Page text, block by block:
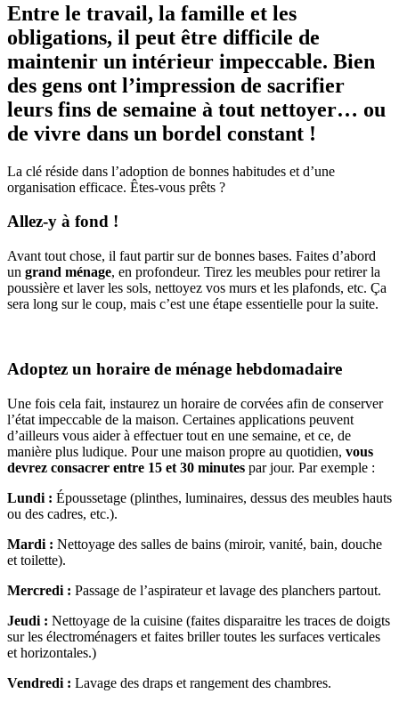
Entre le travail, la famille et les
obligations, il peut être difficile de
maintenir un intérieur impeccable. Bien
des gens ont l’impression de sacrifier
leurs fins de semaine à tout nettoyer… ou
de vivre dans un bordel constant !
La clé réside dans l’adoption de bonnes habitudes et d’une
organisation efficace. Êtes-vous prêts ?
Allez-y à fond !
Avant tout chose, il faut partir sur de bonnes bases. Faites d’abord
un grand ménage, en profondeur. Tirez les meubles pour retirer la
poussière et laver les sols, nettoyez vos murs et les plafonds, etc. Ça
sera long sur le coup, mais c’est une étape essentielle pour la suite.
Adoptez un horaire de ménage hebdomadaire
Une fois cela fait, instaurez un horaire de corvées afin de conserver
l’état impeccable de la maison. Certaines applications peuvent
d’ailleurs vous aider à effectuer tout en une semaine, et ce, de
manière plus ludique. Pour une maison propre au quotidien, vous
devrez consacrer entre 15 et 30 minutes par jour. Par exemple :
Lundi : Époussetage (plinthes, luminaires, dessus des meubles hauts
ou des cadres, etc.).
Mardi : Nettoyage des salles de bains (miroir, vanité, bain, douche
et toilette).
Mercredi : Passage de l’aspirateur et lavage des planchers partout.
Jeudi : Nettoyage de la cuisine (faites disparaitre les traces de doigts
sur les électroménagers et faites briller toutes les surfaces verticales
et horizontales.)
Vendredi : Lavage des draps et rangement des chambres.